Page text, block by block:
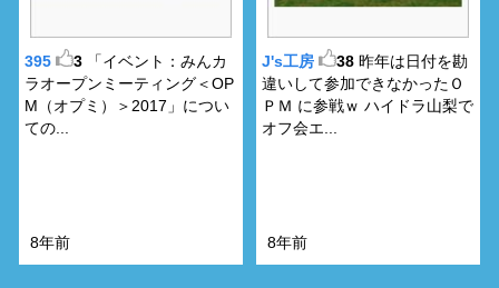
395 3
「イベント：みんカ
ラオープンミーティング＜OP
M（オプミ）＞2017」につい
ての...
8年前
J's工房 38 昨年は日付を勘
違いして参加できなかったＯ
ＰＭ に参戦ｗ ハイドラ山梨で
オフ会エ...
8年前